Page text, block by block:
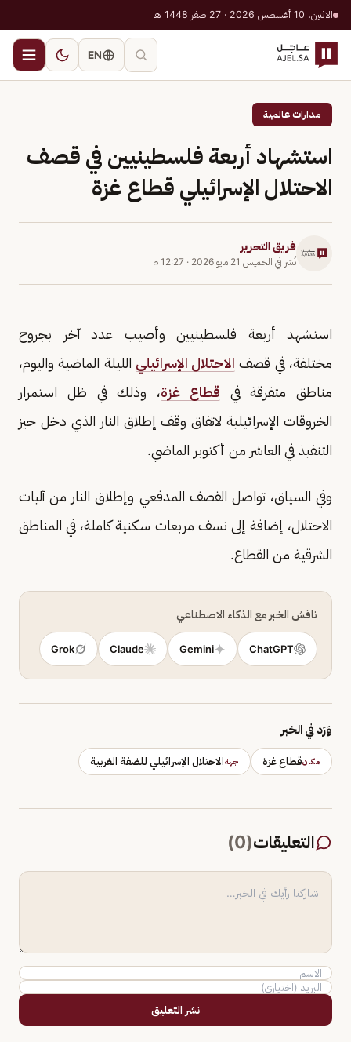
الاثنين، 10 أغسطس 2026 · 27 صفر 1448 هـ
EN
مدارات عالمية
استشهاد أربعة فلسطينيين في قصف
الاحتلال الإسرائيلي قطاع غزة
فريق التحرير
نُشر في الخميس 21 مايو 2026 · 12:27 م
استشهد أربعة فلسطينيين وأصيب عدد آخر بجروح
مختلفة، في قصف الاحتلال الإسرائيلي الليلة الماضية واليوم،
مناطق متفرقة في قطاع غزة، وذلك في ظل استمرار
الخروقات الإسرائيلية لاتفاق وقف إطلاق النار الذي دخل حيز
التنفيذ في العاشر من أكتوبر الماضي.
وفي السياق، تواصل القصف المدفعي وإطلاق النار من آليات
الاحتلال، إضافة إلى نسف مربعات سكنية كاملة، في المناطق
الشرقية من القطاع.
ناقش الخبر مع الذكاء الاصطناعي
ChatGPT
Gemini
Claude
Grok
وَرَد في الخبر
مكانقطاع غزة جهةالاحتلال الإسرائيلي للضفة الغربية
التعليقات(
0
)
نشر التعليق